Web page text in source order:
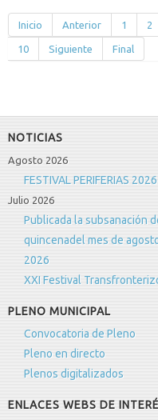
Inicio Anterior 1 2
10 Siguiente Final
NOTICIAS
Agosto 2026
FESTIVAL PERIFERIAS 2026
Julio 2026
Publicada la subsanación
quincenadel mes de
2026
XXI Festival
PLENO MUNICIPAL
Convocatoria de Pleno
Pleno en directo
Plenos digitalizados
ENLACES WEBS DE